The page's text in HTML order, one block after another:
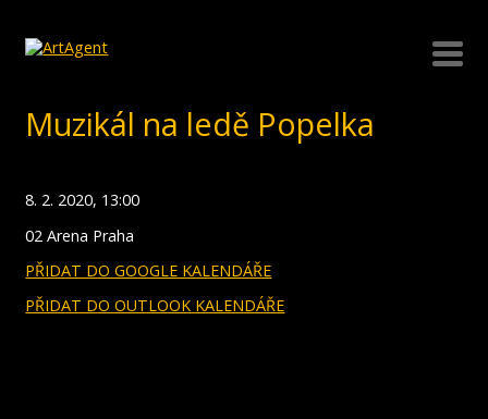
Muzikál na ledě Popelka
8. 2. 2020, 13:00
02 Arena Praha
PŘIDAT DO GOOGLE KALENDÁŘE
PŘIDAT DO OUTLOOK KALENDÁŘE